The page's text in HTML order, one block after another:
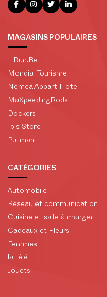
MAGASINS POPULAIRES
I-Run.Be
Mondial Tourisme
Nemea Appart Hotel
MaXpeedingRods
Dockers
Ibis Store
Pullman
CATÉGORIES
Automobile
Réseau et communication
Cuisine et salle à manger
Cadeaux et Fleurs
Femmes
la télé
Jouets